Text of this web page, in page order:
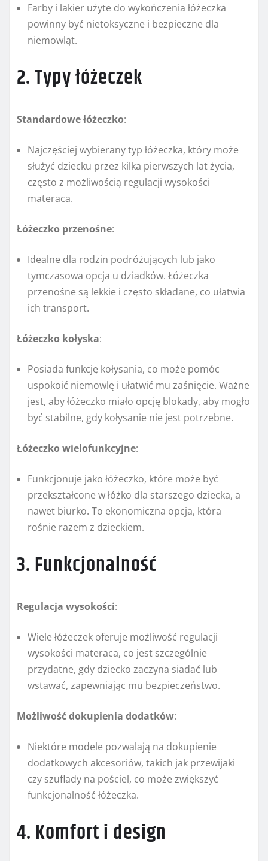
Farby i lakier użyte do wykończenia łóżeczka
powinny być nietoksyczne i bezpieczne dla
niemowląt.
2. Typy łóżeczek
Standardowe łóżeczko:
Najczęściej wybierany typ łóżeczka, który może
służyć dziecku przez kilka pierwszych lat życia,
często z możliwością regulacji wysokości
materaca.
Łóżeczko przenośne:
Idealne dla rodzin podróżujących lub jako
tymczasowa opcja u dziadków. Łóżeczka
przenośne są lekkie i często składane, co ułatwia
ich transport.
Łóżeczko kołyska:
Posiada funkcję kołysania, co może pomóc
uspokoić niemowlę i ułatwić mu zaśnięcie. Ważne
jest, aby łóżeczko miało opcję blokady, aby mogło
być stabilne, gdy kołysanie nie jest potrzebne.
Łóżeczko wielofunkcyjne:
Funkcjonuje jako łóżeczko, które może być
przekształcone w łóżko dla starszego dziecka, a
nawet biurko. To ekonomiczna opcja, która
rośnie razem z dzieckiem.
3. Funkcjonalność
Regulacja wysokości:
Wiele łóżeczek oferuje możliwość regulacji
wysokości materaca, co jest szczególnie
przydatne, gdy dziecko zaczyna siadać lub
wstawać, zapewniając mu bezpieczeństwo.
Możliwość dokupienia dodatków:
Niektóre modele pozwalają na dokupienie
dodatkowych akcesoriów, takich jak przewijaki
czy szuflady na pościel, co może zwiększyć
funkcjonalność łóżeczka.
4. Komfort i design